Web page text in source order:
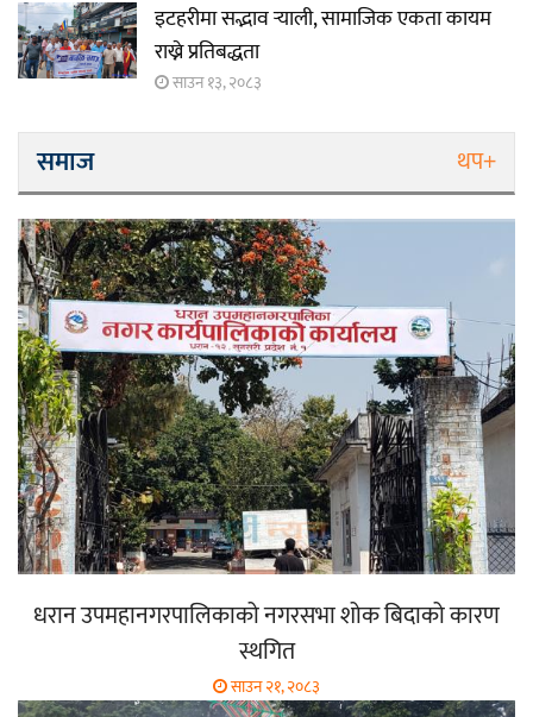
इटहरीमा सद्भाव र्‍याली, सामाजिक एकता कायम
राख्ने प्रतिबद्धता
साउन १३, २०८३
समाज थप+
धरान उपमहानगरपालिकाको नगरसभा शोक बिदाको कारण
स्थगित
साउन २१, २०८३